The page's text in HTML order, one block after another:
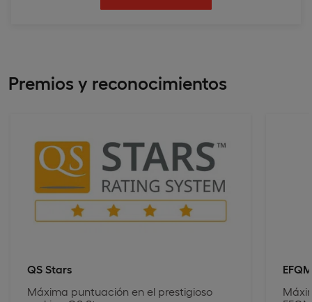
Premios y reconocimientos
QS Stars
Máxima puntuación en el prestigioso
EFQM